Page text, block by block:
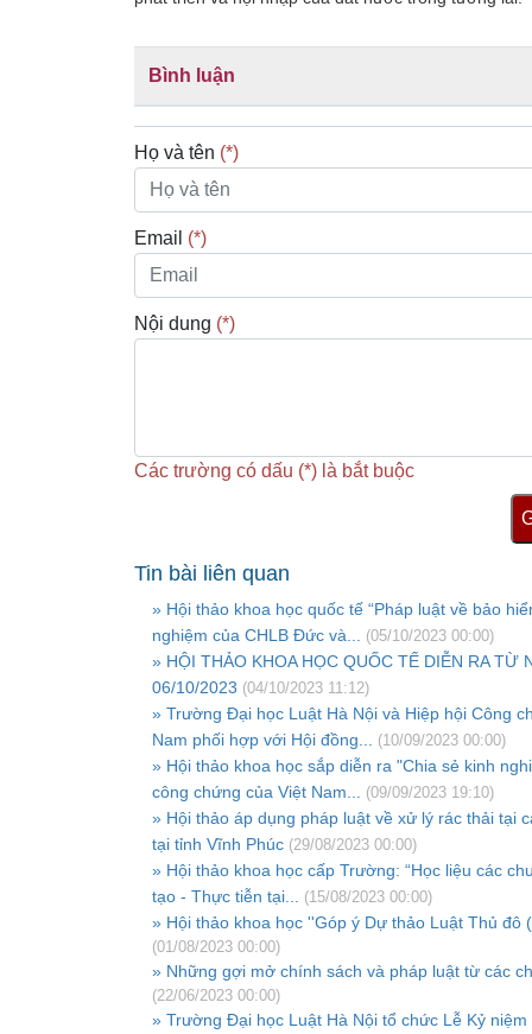
Bình luận
Họ và tên (*)
Email (*)
Nội dung (*)
Các trường có dấu (*) là bắt buộc
Tin bài liên quan
» Hội thảo khoa học quốc tế “Pháp luật về bảo
nghiệm của CHLB Đức và...
(05/10/2023 00:00)
» HỘI THẢO KHOA HỌC QUỐC TẾ DIỄN RA TỪ
06/10/2023 (04/10/2023 11:12)
» Trường Đại học Luật Hà Nội và Hiệp hội Công
Nam phối hợp với Hội đồng...
(10/09/2023 00:00)
» Hội thảo khoa học sắp diễn ra "Chia sẻ kinh
công chứng của Việt Nam...
(09/09/2023 19:10)
» Hội thảo áp dụng pháp luật về xử lý rác thải tại
tại tỉnh Vĩnh Phúc (29/08/2023 00:00)
» Hội thảo khoa học cấp Trường: “Học liệu các
tạo - Thực tiễn tại...
(15/08/2023 00:00)
» Hội thảo khoa học ''Góp ý Dự thảo Luật Thủ đô
(01/08/2023 00:00)
» Những gợi mở chính sách và pháp luật từ các
(22/06/2023 00:00)
» Trường Đại học Luật Hà Nội tổ chức Lễ Kỷ niệm